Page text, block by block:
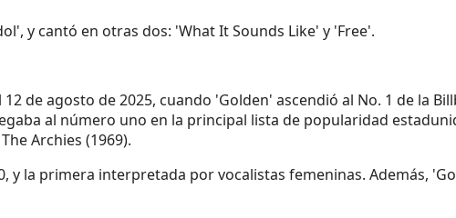
y cantó en otras dos: 'What It Sounds Like' y 'Free'.
de agosto de 2025, cuando 'Golden' ascendió al No. 1 de la
al número uno en la principal lista de popularidad
Archies (1969).
y la primera interpretada por vocalistas femeninas. Además,